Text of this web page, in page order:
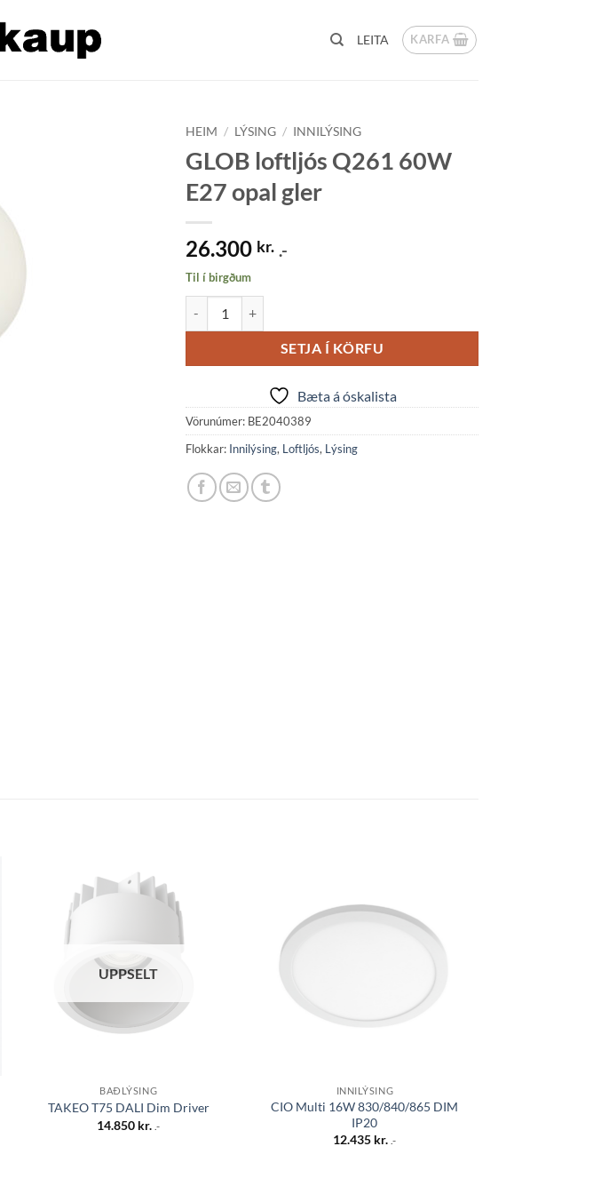
LEITA KARFA
HEIM / LÝSING / INNILÝSING
GLOB loftljós Q261 60W
E27 opal gler
26.300 kr. .-
Til í birgðum
SETJA Í KÖRFU
Bæta á óskalista
Vörunúmer: BE2040389
Flokkar: Innilýsing, Loftljós, Lýsing
UPPSELT
BAÐLÝSING
TAKEO T75 DALI Dim Driver
14.850 kr. .-
INNILÝSING
CIO Multi 16W 830/840/865 DIM
IP20
12.435 kr. .-